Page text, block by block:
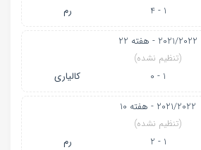
1 - 4 رم
2021/2022 - هفته 22
(تنظیم نشده)
1 - 0 کالیاری
2021/2022 - هفته 10
(تنظیم نشده)
1 - 2 رم